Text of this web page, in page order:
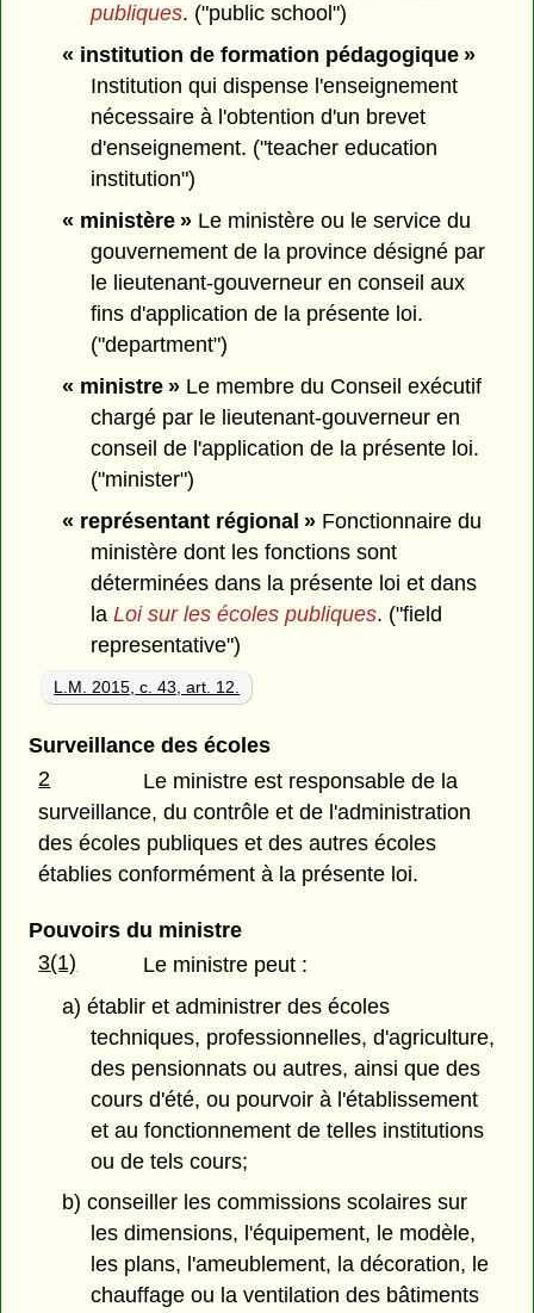
publiques. ("public school")
« institution de formation pédagogique »
Institution qui dispense l'enseignement
nécessaire à l'obtention d'un brevet
d'enseignement. ("teacher education
institution")
« ministère »Le ministère ou le service du
gouvernement de la province désigné par
le lieutenant-gouverneur en conseil aux
fins d'application de la présente loi.
("department")
« ministre »Le membre du Conseil exécutif
chargé par le lieutenant-gouverneur en
conseil de l'application de la présente loi.
("minister")
« représentant régional »Fonctionnaire du
ministère dont les fonctions sont
déterminées dans la présente loi et dans
laLoi sur les écoles publiques. ("field
representative")
L.M. 2015, c. 43, art. 12.
Surveillance des écoles
2
Le ministre est responsable de la
surveillance, du contrôle et de l'administration
des écoles publiques et des autres écoles
établies conformément à la présente loi.
Pouvoirs du ministre
3(1)
Le ministre peut :
a) établir et administrer des écoles
techniques, professionnelles, d'agriculture,
des pensionnats ou autres, ainsi que des
cours d'été, ou pourvoir à l'établissement
et au fonctionnement de telles institutions
ou de tels cours;
b) conseiller les commissions scolaires sur
les dimensions, l'équipement, le modèle,
les plans, l'ameublement, la décoration, le
chauffage ou la ventilation des bâtiments